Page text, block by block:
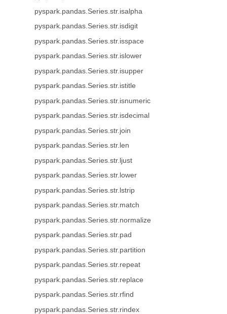
pyspark.pandas.Series.str.isalpha
pyspark.pandas.Series.str.isdigit
pyspark.pandas.Series.str.isspace
pyspark.pandas.Series.str.islower
pyspark.pandas.Series.str.isupper
pyspark.pandas.Series.str.istitle
pyspark.pandas.Series.str.isnumeric
pyspark.pandas.Series.str.isdecimal
pyspark.pandas.Series.str.join
pyspark.pandas.Series.str.len
pyspark.pandas.Series.str.ljust
pyspark.pandas.Series.str.lower
pyspark.pandas.Series.str.lstrip
pyspark.pandas.Series.str.match
pyspark.pandas.Series.str.normalize
pyspark.pandas.Series.str.pad
pyspark.pandas.Series.str.partition
pyspark.pandas.Series.str.repeat
pyspark.pandas.Series.str.replace
pyspark.pandas.Series.str.rfind
pyspark.pandas.Series.str.rindex